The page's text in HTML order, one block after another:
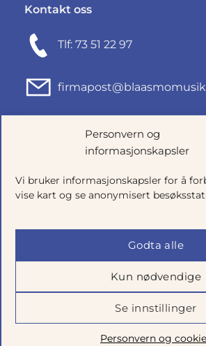
Personvern og
informasjonskapsler
Vi bruker informasjonskapsler for å
vise kart og se anonymisert
Godta alle
Kun nødvendige
Se innstillinger
Personvern og
Kontakt oss
Tlf: 73 51 22 97
Fjordgata 46, 7010
Salgsbetingelser|Personvern|
Utviklet avTalkto